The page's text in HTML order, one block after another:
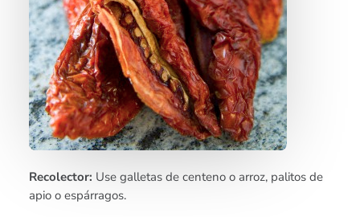
Recolector: Use galletas de centeno o arroz, palitos de
apio o espárragos.